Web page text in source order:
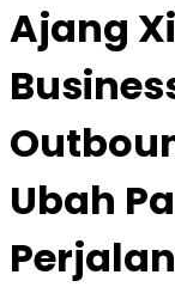
Ajang
Ubah